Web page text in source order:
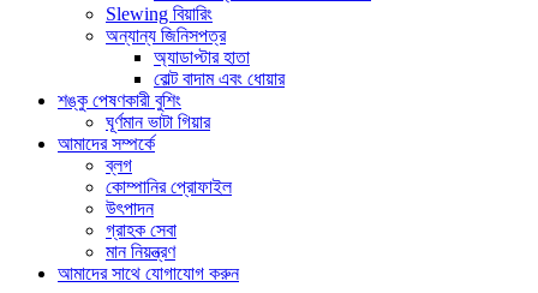
Slewing বিয়ারিং
অন্যান্য জিনিসপত্র
অ্যাডাপ্টার হাতা
বোল্ট বাদাম এবং ধোয়ার
শঙ্কু পেষণকারী বুশিং
ঘূর্ণমান ভাটা গিয়ার
আমাদের সম্পর্কে
ব্লগ
কোম্পানির প্রোফাইল
উৎপাদন
গ্রাহক সেবা
মান নিয়ন্ত্রণ
আমাদের সাথে যোগাযোগ করুন